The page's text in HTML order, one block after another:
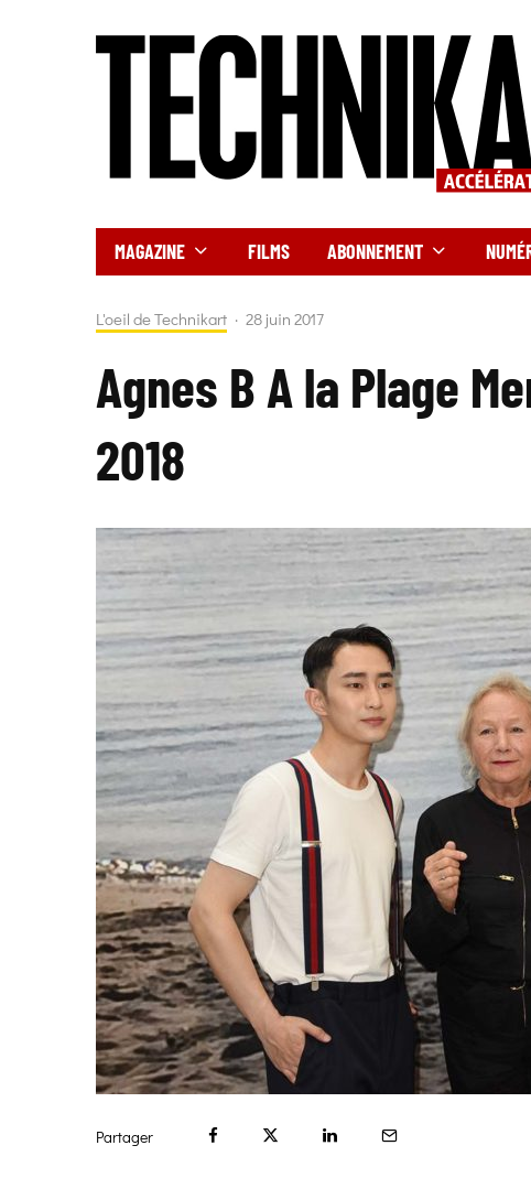
MAGAZINE FILMS ABONNEMENT
L'oeil de Technikart · 28 juin 2017
Agnes B A la Plage
2018
Partager